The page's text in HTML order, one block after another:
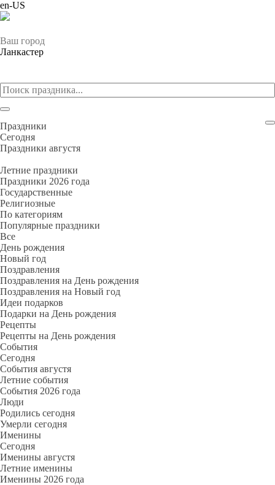
en-US
Ваш город
Ланкастер
Праздники
Cегодня
Праздники августя
Летние праздники
Праздники 2026 года
Государственные
Религиозные
По категориям
Популярные праздники
Все
День рождения
Новый год
Поздравления
Поздравления на День рождения
Поздравления на Новый год
Идеи подарков
Подарки на День рождения
Рецепты
Рецепты на День рождения
События
Cегодня
События августя
Летние события
События 2026 года
Люди
Родились сегодня
Умерли сегодня
Именины
Cегодня
Именины августя
Летние именины
Именины 2026 года